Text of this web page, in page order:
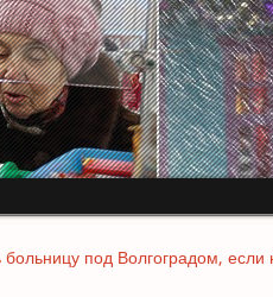
под Волгоградом, если